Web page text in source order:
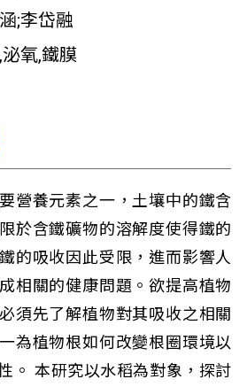
;李岱融
氧,鐵膜
營養元素之一，土壤中的鐵含
於含鐵礦物的溶解度使得鐵的
的吸收因此受限，進而影響人
相關的健康問題。欲提高植物
須先了解植物對其吸收之相關
為植物根如何改變根圈環境以
。 本研究以水稻為對象，探討